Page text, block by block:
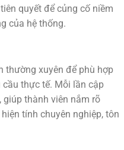
quyết để củng cố niềm
của hệ thống.
thường xuyên để phù hợp
thực tế. Mỗi lần cập
thành viên nắm rõ
tính chuyên nghiệp, tôn